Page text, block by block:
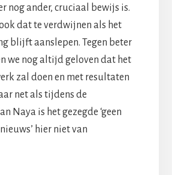
nog ander, cruciaal bewijs is.
dat te verdwijnen als het
blijft aanslepen. Tegen beter
we nog altijd geloven dat het
zal doen en met resultaten
net als tijdens de
Naya is het gezegde ‘geen
hier niet van